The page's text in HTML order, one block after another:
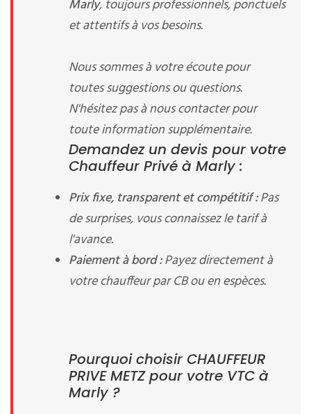
Marly, toujours professionnels, ponctuels
et attentifs à vos besoins.
Nous sommes à votre écoute pour
toutes suggestions ou questions.
N'hésitez pas à nous contacter pour
toute information supplémentaire.
Demandez un devis pour votre
Chauffeur Privé à Marly :
Prix fixe, transparent et compétitif :Pas
de surprises, vous connaissez le tarif à
l'avance.
Paiement à bord :Payez directement à
votre chauffeur par CB ou en espèces.
Pourquoi choisir CHAUFFEUR
PRIVE METZ pour votre VTC à
Marly ?